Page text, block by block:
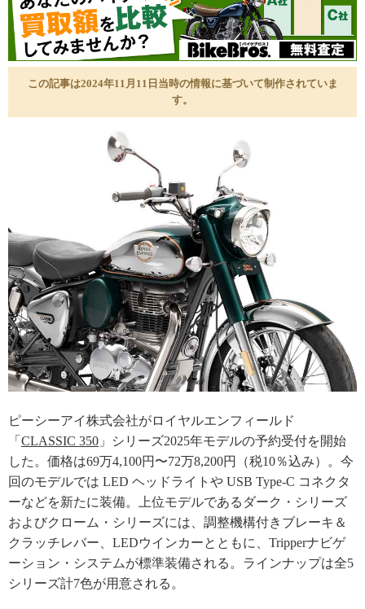
この記事は2024年11月11日当時の情報に基づいて制作されていま
す。
ピーシーアイ株式会社がロイヤルエンフィールド
「 CLASSIC 350 」シリーズ2025年モデルの予約受付を開始
した。価格は69万4,100円〜72万8,200円（税10％込み）。今
回のモデルでは LED ヘッドライトや USB Type-C コネクタ
ーなどを新たに装備。上位モデルであるダーク・シリーズ
およびクローム・シリーズには、調整機構付きブレーキ＆
クラッチレバー、LEDウインカーとともに、Tripperナビゲ
ーション・システムが標準装備される。ラインナップは全5
シリーズ計7色が用意される。